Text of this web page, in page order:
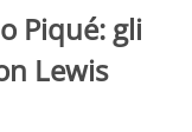
Piqué: gli
Lewis